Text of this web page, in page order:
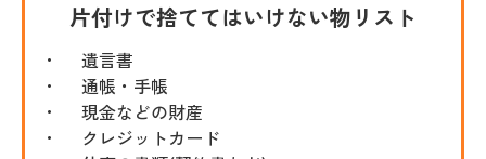
片付けで捨ててはいけない物リスト
遺言書
通帳・手帳
現金などの財産
クレジットカード